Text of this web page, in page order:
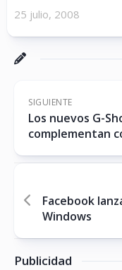
25 julio, 2008
SIGUIENTE
Los nuevos G-
complementan
Facebook
Windows
Publicidad